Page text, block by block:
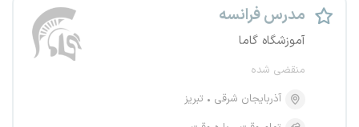
مدرس فرانسه
آموزشگاه گاما
منقضی شده
آذربایجان شرقی
تبریز